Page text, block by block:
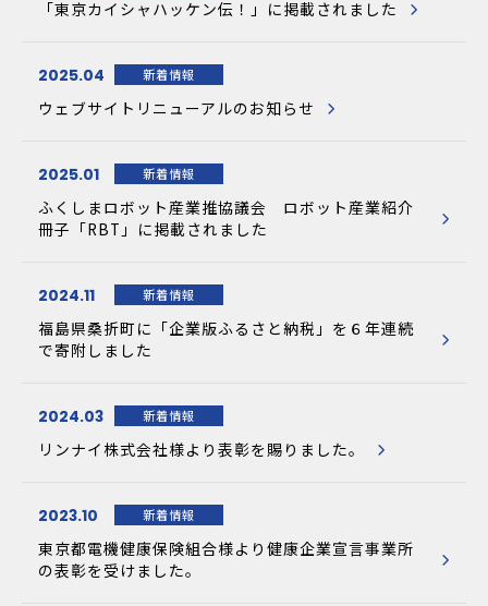
「東京カイシャハッケン伝！」に掲載されました
ウェブサイトリニューアルのお知らせ
新着情報
2025.04
ふくしまロボット産業推協議会 ロボット産業紹介
冊子「RBT」に掲載されました
新着情報
2025.01
福島県桑折町に「企業版ふるさと納税」を６年連続
で寄附しました
新着情報
2024.11
リンナイ株式会社様より表彰を賜りました。
新着情報
2024.03
東京都電機健康保険組合様より健康企業宣言事業所
の表彰を受けました。
新着情報
2023.10